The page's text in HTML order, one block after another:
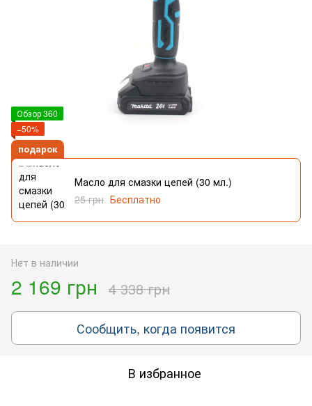
Обзор 360
−50%
подарок
Масло для смазки цепей (30 мл.)
25 грн Бесплатно
Нет в наличии
2 169 грн 4 338 грн
Сообщить, когда появится
В избранное